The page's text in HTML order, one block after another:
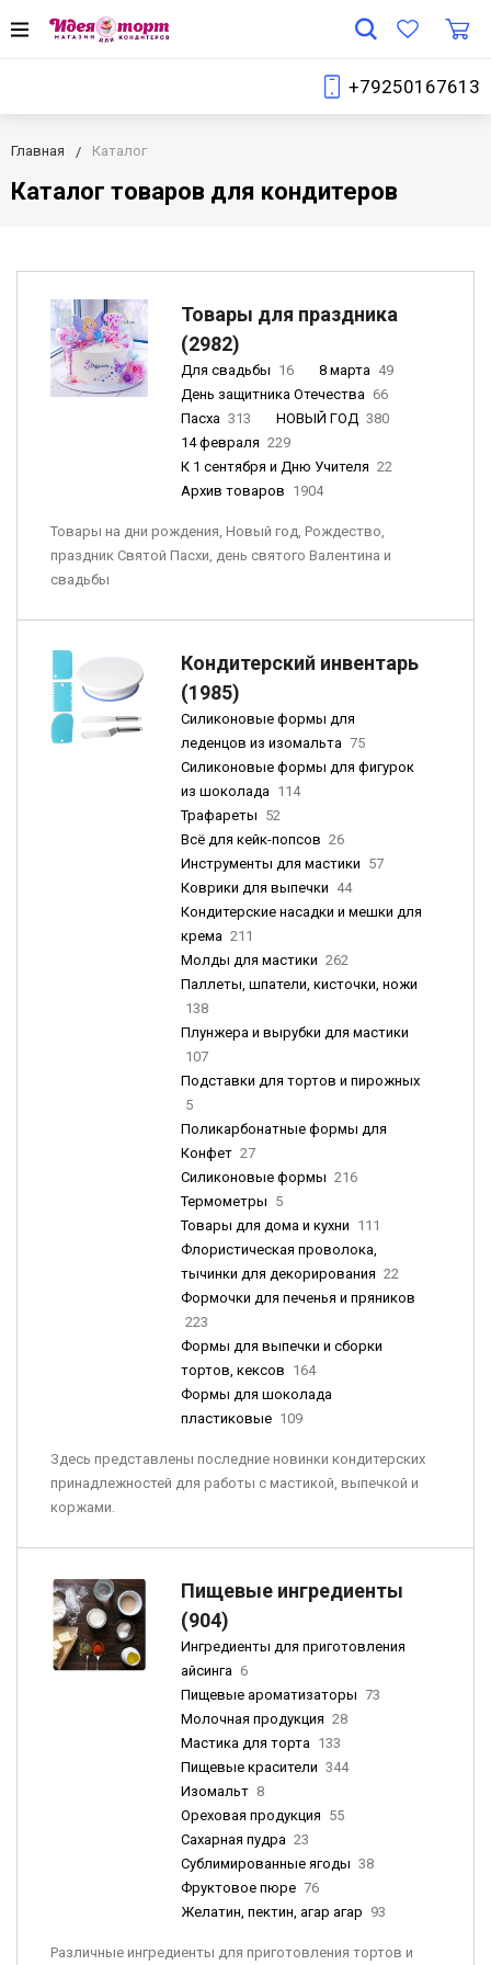
+79250167613
Главная Каталог
Каталог товаров для кондитеров
Товары для праздника
(2982)
Для свадьбы 16 8 марта 49
День защитника Отечества 66
Пасха 313 НОВЫЙ ГОД 380
14 февраля 229
К 1 сентября и Дню Учителя 22
Архив товаров 1904
Товары на дни рождения, Новый год, Рождество,
праздник Святой Пасхи, день святого Валентина и
свадьбы
Кондитерский инвентарь
(1985)
Силиконовые формы для
леденцов из изомальта 75
Силиконовые формы для фигурок
из шоколада 114
Трафареты 52
Всё для кейк-попсов 26
Инструменты для мастики 57
Коврики для выпечки 44
Кондитерские насадки и мешки для
крема 211
Молды для мастики 262
Паллеты, шпатели, кисточки, ножи
138
Плунжера и вырубки для мастики
107
Подставки для тортов и пирожных
5
Поликарбонатные формы для
Конфет 27
Силиконовые формы 216
Термометры 5
Товары для дома и кухни 111
Флористическая проволока,
тычинки для декорирования 22
Формочки для печенья и пряников
223
Формы для выпечки и сборки
тортов, кексов 164
Формы для шоколада
пластиковые 109
Здесь представлены последние новинки кондитерских
принадлежностей для работы с мастикой, выпечкой и
коржами.
Пищевые ингредиенты
(904)
Ингредиенты для приготовления
айсинга 6
Пищевые ароматизаторы 73
Молочная продукция 28
Мастика для торта 133
Пищевые красители 344
Изомальт 8
Ореховая продукция 55
Сахарная пудра 23
Сублимированные ягоды 38
Фруктовое пюре 76
Желатин, пектин, агар агар 93
Различные ингредиенты для приготовления тортов и